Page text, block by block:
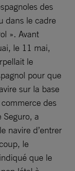
des
dans le cadre
». Avant
le 11 mai,
le
pour que
sur la base
des
Seguro, a
navire d’entrer
le
que le